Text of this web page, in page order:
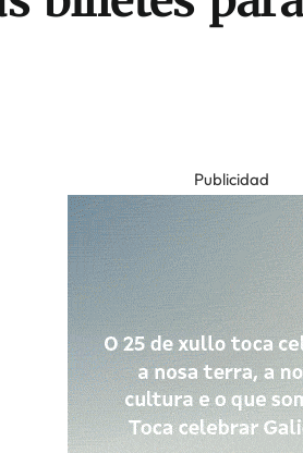
Publicidad